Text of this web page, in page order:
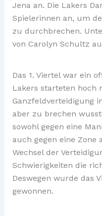
Jena an. Die Lakers
Spielerinnen an, um
zu durchbrechen.
von Carolyn Schultz
Das 1. Viertel war ein
Lakers starteten hoch
Ganzfeldverteidigung
aber zu brechen
sowohl gegen eine
auch gegen eine Zone
Wechsel der
Schwierigkeiten die
Deswegen wurde das
gewonnen.